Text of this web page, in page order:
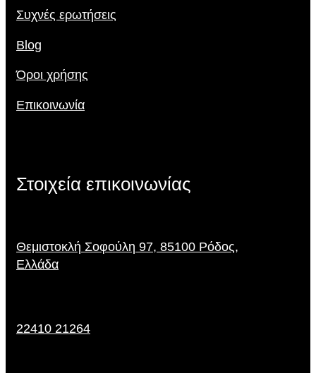
Συχνές ερωτήσεις
Blog
Όροι χρήσης
Επικοινωνία
Στοιχεία επικοινωνίας
Θεμιστοκλή Σοφούλη 97, 85100 Ρόδος,
Ελλάδα
22410 21264